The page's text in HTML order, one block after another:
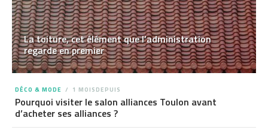
La toiture, cet élément que l’administration
regarde en premier
DÉCO & MODE 1 MOISDEPUIS
Pourquoi visiter le salon alliances Toulon avant
d’acheter ses alliances ?